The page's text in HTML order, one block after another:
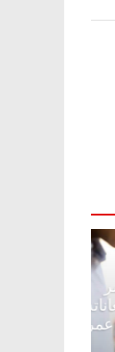
محمد علي
من الأمراض..